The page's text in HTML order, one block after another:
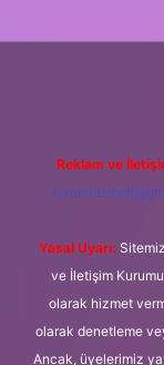
Reklam ve
Yasal Uyarı:
ve İletişim Kurumu
olarak hizmet
olarak denetleme
Ancak, üyelerimiz